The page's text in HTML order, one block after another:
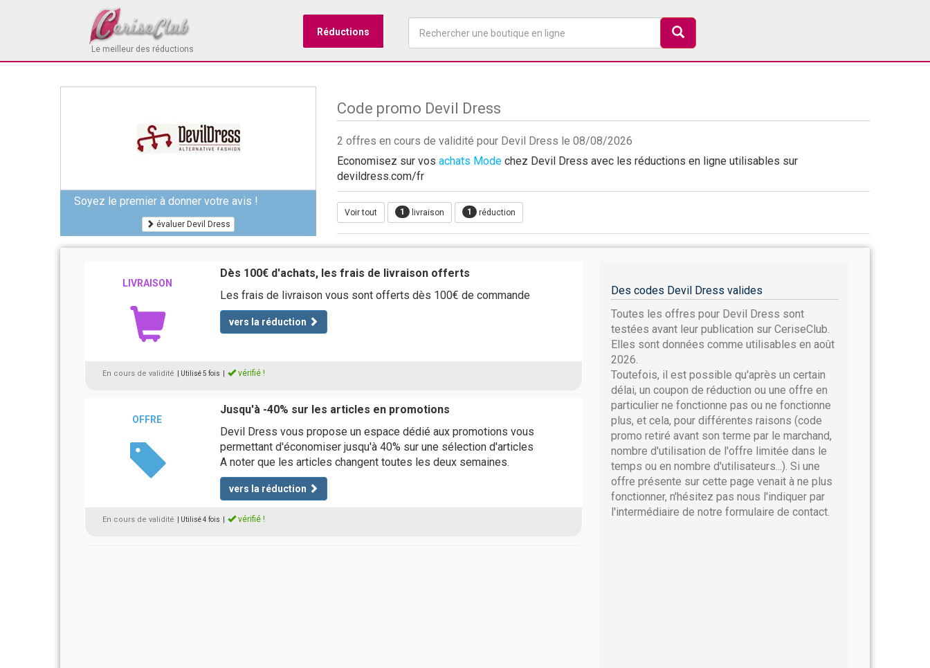
Le meilleur des réductions
Réductions
Soyez le premier à donner votre avis !
évaluer Devil Dress
Code promo Devil Dress
2 offres en cours de validité pour Devil Dress le 08/08/2026
Economisez sur vos achats Mode chez Devil Dress avec les réductions en ligne utilisables sur
devildress.com/fr
Voir tout 1 livraison 1 réduction
LIVRAISON
Dès 100€ d'achats, les frais de livraison offerts
Les frais de livraison vous sont offerts dès 100€ de commande
vers la réduction
En cours de validité | Utilisé 5 fois vérifié !
OFFRE
Jusqu'à -40% sur les articles en promotions
Devil Dress vous propose un espace dédié aux promotions vous
permettant d'économiser jusqu'à 40% sur une sélection d'articles
A noter que les articles changent toutes les deux semaines.
vers la réduction
En cours de validité | Utilisé 4 fois vérifié !
Des codes Devil Dress valides
Toutes les offres pour Devil Dress sont
testées avant leur publication sur CeriseClub.
Elles sont données comme utilisables en août
2026.
Toutefois, il est possible qu'après un certain
délai, un coupon de réduction ou une offre en
particulier ne fonctionne pas ou ne fonctionne
plus, et cela, pour différentes raisons (code
promo retiré avant son terme par le marchand,
nombre d'utilisation de l'offre limitée dans le
temps ou en nombre d'utilisateurs...). Si une
offre présente sur cette page venait à ne plus
fonctionner, n'hésitez pas nous l'indiquer par
l'intermédiaire de notre formulaire de contact.